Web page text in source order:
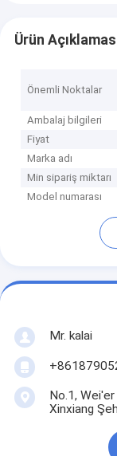
Ürün
Önemli Noktalar
Ambalaj bilgileri
Fiyat
Marka adı
Min sipariş miktarı
Model numarası
Mr. kalai
No.1, Wei'er
Xinxiang